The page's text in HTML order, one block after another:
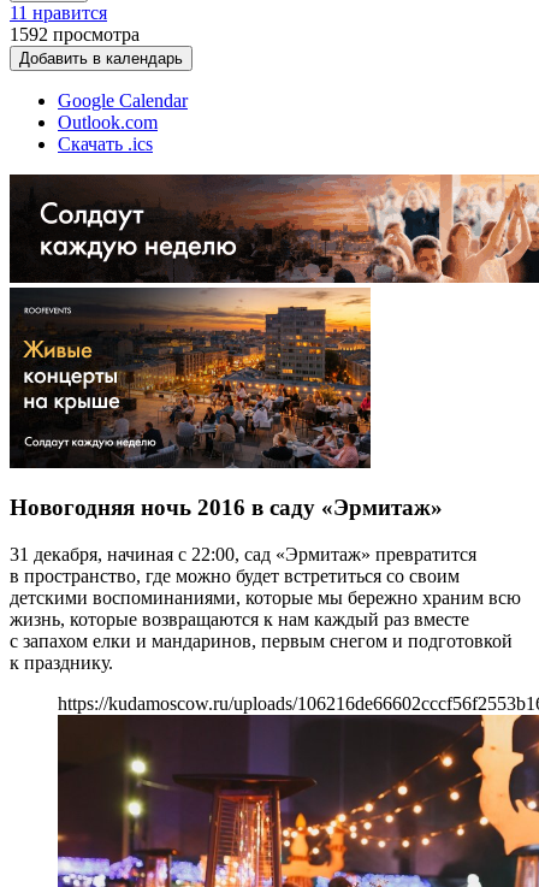
11 нравится
1592 просмотра
Добавить в календарь
Google Calendar
Outlook.com
Скачать .ics
Новогодняя ночь 2016 в саду «Эрмитаж»
31 декабря, начиная с 22:00, сад «Эрмитаж» превратится
в пространство, где можно будет встретиться со своим
детскими воспоминаниями, которые мы бережно храним всю
жизнь, которые возвращаются к нам каждый раз вместе
с запахом елки и мандаринов, первым снегом и подготовкой
к празднику.
https://kudamoscow.ru/uploads/